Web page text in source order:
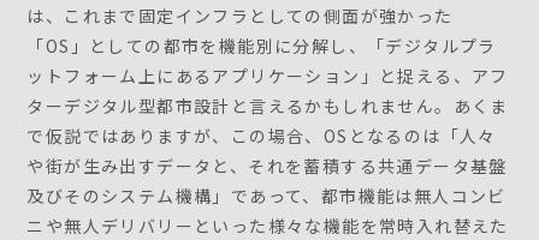
は、これまで固定インフラとしての側面が強かった
「OS」としての都市を機能別に分解し、「デジタルプラ
ットフォーム上にあるアプリケーション」と捉える、アフ
ターデジタル型都市設計と言えるかもしれません。あくま
で仮説ではありますが、この場合、OSとなるのは「人々
や街が生み出すデータと、それを蓄積する共通データ基盤
及びそのシステム機構」であって、都市機能は無人コンビ
ニや無人デリバリーといった様々な機能を常時入れ替えた